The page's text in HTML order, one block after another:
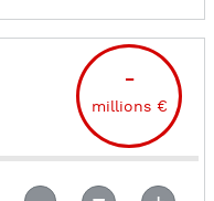
-
millions €